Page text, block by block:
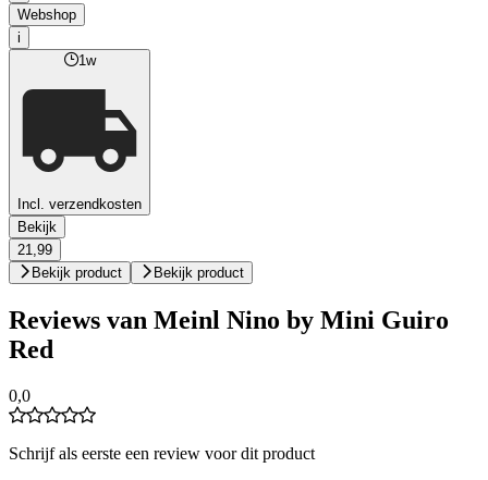
Webshop
i
1w
Incl. verzendkosten
Bekijk
21,99
Bekijk product
Bekijk product
Reviews van Meinl Nino by Mini Guiro
Red
0,0
Schrijf als eerste een review voor dit product